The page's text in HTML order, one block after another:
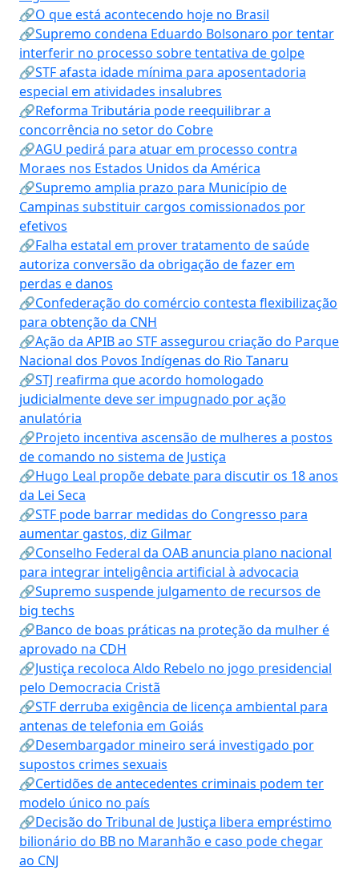
🔗O que está acontecendo hoje no Brasil
🔗Supremo condena Eduardo Bolsonaro por tentar
interferir no processo sobre tentativa de golpe
🔗STF afasta idade mínima para aposentadoria
especial em atividades insalubres
🔗Reforma Tributária pode reequilibrar a
concorrência no setor do Cobre
🔗AGU pedirá para atuar em processo contra
Moraes nos Estados Unidos da América
🔗Supremo amplia prazo para Município de
Campinas substituir cargos comissionados por
efetivos
🔗Falha estatal em prover tratamento de saúde
autoriza conversão da obrigação de fazer em
perdas e danos
🔗Confederação do comércio contesta flexibilização
para obtenção da CNH
🔗Ação da APIB ao STF assegurou criação do Parque
Nacional dos Povos Indígenas do Rio Tanaru
🔗STJ reafirma que acordo homologado
judicialmente deve ser impugnado por ação
anulatória
🔗Projeto incentiva ascensão de mulheres a postos
de comando no sistema de Justiça
🔗Hugo Leal propõe debate para discutir os 18 anos
da Lei Seca
🔗STF pode barrar medidas do Congresso para
aumentar gastos, diz Gilmar
🔗Conselho Federal da OAB anuncia plano nacional
para integrar inteligência artificial à advocacia
🔗Supremo suspende julgamento de recursos de
big techs
🔗Banco de boas práticas na proteção da mulher é
aprovado na CDH
🔗Justiça recoloca Aldo Rebelo no jogo presidencial
pelo Democracia Cristã
🔗STF derruba exigência de licença ambiental para
antenas de telefonia em Goiás
🔗Desembargador mineiro será investigado por
supostos crimes sexuais
🔗Certidões de antecedentes criminais podem ter
modelo único no país
🔗Decisão do Tribunal de Justiça libera empréstimo
bilionário do BB no Maranhão e caso pode chegar
ao CNJ